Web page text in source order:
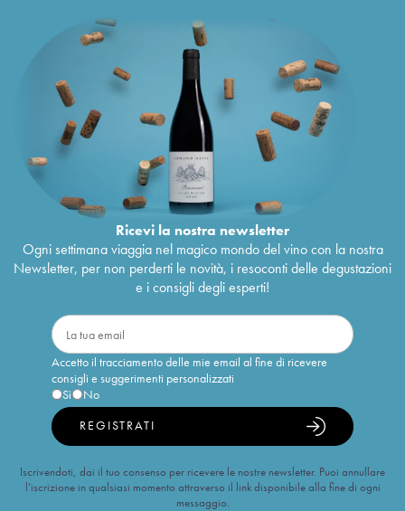
Ricevi la nostra newsletter
Ogni settimana viaggia nel magico mondo del vino con la nostra
Newsletter, per non perderti le novità, i resoconti delle degustazioni
e i consigli degli esperti!
Accetto il tracciamento delle mie email al fine di ricevere
consigli e suggerimenti personalizzati
Sì
No
REGISTRATI
Iscrivendoti, dai il tuo consenso per ricevere le nostre newsletter. Puoi annullare
l’iscrizione in qualsiasi momento attraverso il link disponibile alla fine di ogni
messaggio.